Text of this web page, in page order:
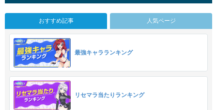
おすすめ記事 人気ページ
最強キャラランキング
リセマラ当たりランキング